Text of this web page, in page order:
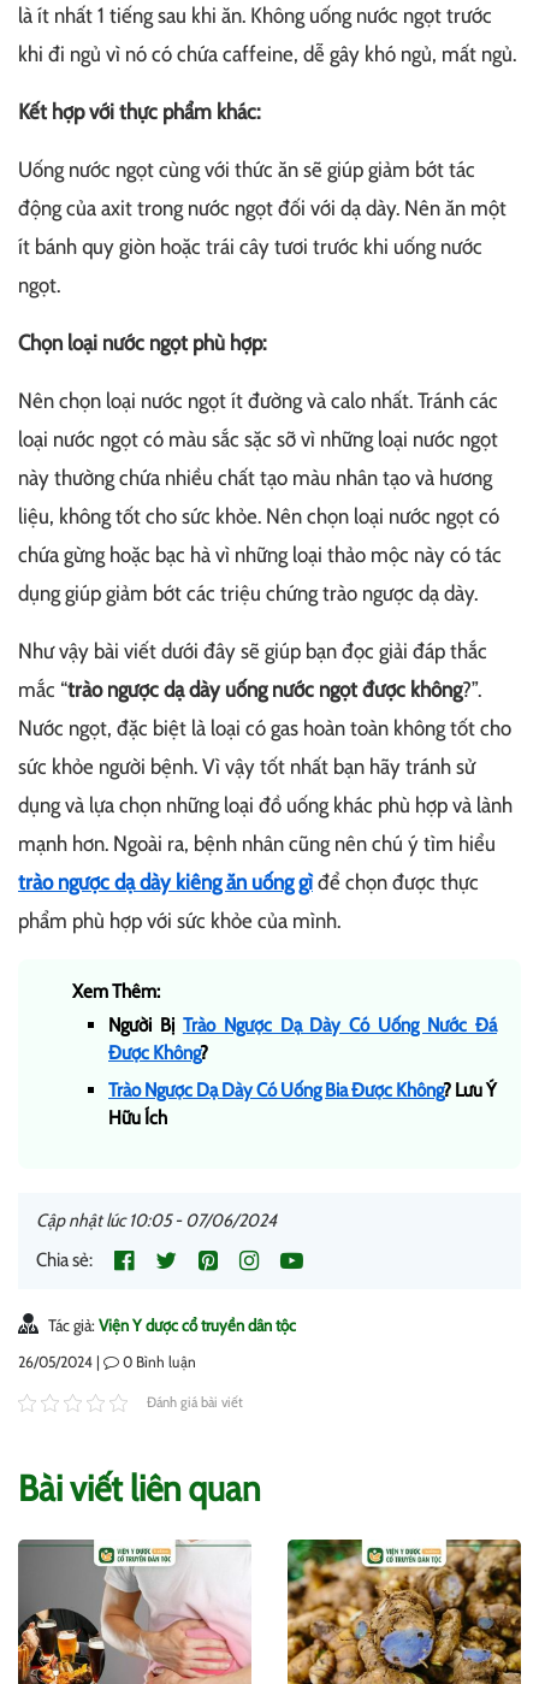
là ít nhất 1 tiếng sau khi ăn. Không uống nước ngọt trước
khi đi ngủ vì nó có chứa caffeine, dễ gây khó ngủ, mất ngủ.
Kết hợp với thực phẩm khác:
Uống nước ngọt cùng với thức ăn sẽ giúp giảm bớt tác
động của axit trong nước ngọt đối với dạ dày. Nên ăn một
ít bánh quy giòn hoặc trái cây tươi trước khi uống nước
ngọt.
Chọn loại nước ngọt phù hợp:
Nên chọn loại nước ngọt ít đường và calo nhất. Tránh các
loại nước ngọt có màu sắc sặc sỡ vì những loại nước ngọt
này thường chứa nhiều chất tạo màu nhân tạo và hương
liệu, không tốt cho sức khỏe. Nên chọn loại nước ngọt có
chứa gừng hoặc bạc hà vì những loại thảo mộc này có tác
dụng giúp giảm bớt các triệu chứng trào ngược dạ dày.
Như vậy bài viết dưới đây sẽ giúp bạn đọc giải đáp thắc
mắc “trào ngược dạ dày uống nước ngọt được không?”.
Nước ngọt, đặc biệt là loại có gas hoàn toàn không tốt cho
sức khỏe người bệnh. Vì vậy tốt nhất bạn hãy tránh sử
dụng và lựa chọn những loại đồ uống khác phù hợp và lành
mạnh hơn. Ngoài ra, bệnh nhân cũng nên chú ý tìm hiểu
trào ngược dạ dày kiêng ăn uống gìđể chọn được thực
phẩm phù hợp với sức khỏe của mình.
Xem Thêm:
Người Bị Trào Ngược Dạ Dày Có Uống Nước Đá
Được Không?
Trào Ngược Dạ Dày Có Uống Bia Được Không? Lưu Ý
Hữu Ích
Cập nhật lúc 10:05 - 07/06/2024
Chia sẻ:
Tác giả: Viện Y dược cổ truyền dân tộc
26/05/2024 | 0 Bình luận
Đánh giá bài viết
Bài viết liên quan